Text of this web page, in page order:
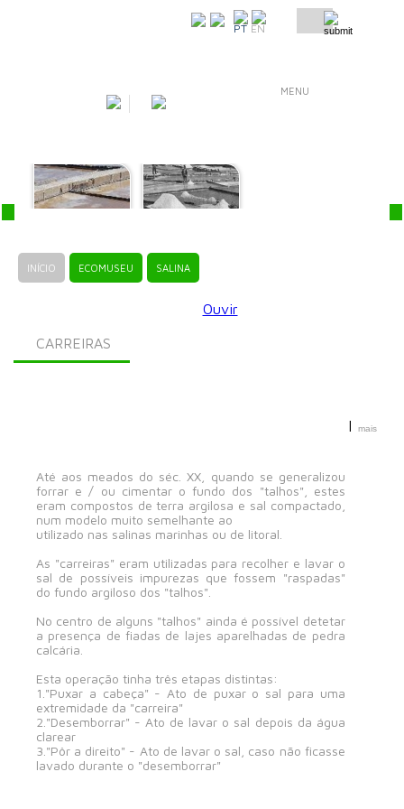
PT EN
MENU
INÍCIO ECOMUSEU SALINA
Ouvir
CARREIRAS
| mais
Até aos meados do séc. XX, quando se generalizou
forrar e / ou cimentar o fundo dos "talhos", estes
eram compostos de terra argilosa e sal compactado,
num modelo muito semelhante ao
utilizado nas salinas marinhas ou de litoral.
As "carreiras" eram utilizadas para recolher e lavar o
sal de possíveis impurezas que fossem "raspadas"
do fundo argiloso dos "talhos".
No centro de alguns "talhos" ainda é possível detetar
a presença de fiadas de lajes aparelhadas de pedra
calcária.
Esta operação tinha três etapas distintas:
1."Puxar a cabeça" - Ato de puxar o sal para uma
extremidade da "carreira"
2."Desemborrar" - Ato de lavar o sal depois da água
clarear
3."Pôr a direito" - Ato de lavar o sal, caso não ficasse
lavado durante o "desemborrar"